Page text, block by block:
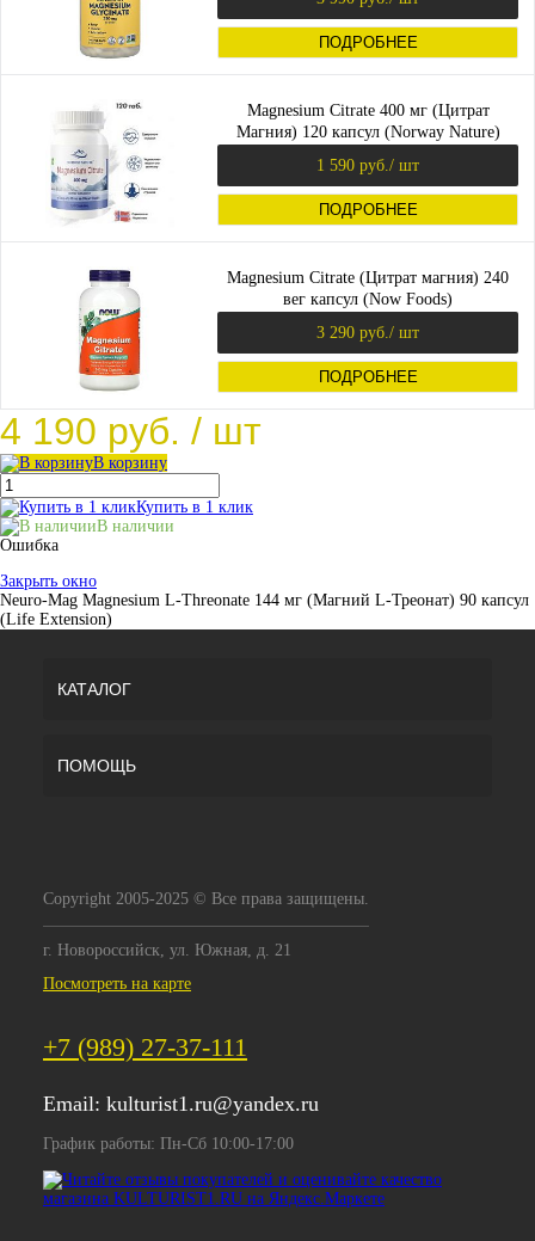
ПОДРОБНЕЕ
Magnesium Citrate 400 мг (Цитрат
Магния) 120 капсул (Norway Nature)
1 590 руб. / шт
ПОДРОБНЕЕ
Magnesium Citrate (Цитрат магния) 240
вег капсул (Now Foods)
3 290 руб. / шт
ПОДРОБНЕЕ
4 190 руб. / шт
В корзину
Купить в 1 клик
В наличии
Ошибка
Закрыть окно
Neuro-Mag Magnesium L-Threonate 144 мг (Магний L-Треонат) 90 капсул
(Life Extension)
КАТАЛОГ
ПОМОЩЬ
Copyright 2005-2025 © Все права защищены.
г. Новороссийск, ул. Южная, д. 21
Посмотреть на карте
+7 (989) 27-37-111
Email: kulturist1.ru@yandex.ru
График работы: Пн-Сб 10:00-17:00